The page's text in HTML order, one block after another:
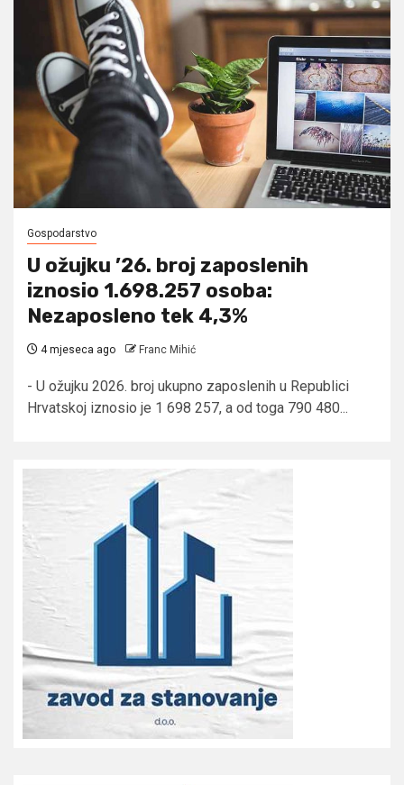
Gospodarstvo
U ožujku ’26. broj zaposlenih
iznosio 1.698.257 osoba:
Nezaposleno tek 4,3%
4 mjeseca ago Franc Mihić
- U ožujku 2026. broj ukupno zaposlenih u Republici
Hrvatskoj iznosio je 1 698 257, a od toga 790 480...